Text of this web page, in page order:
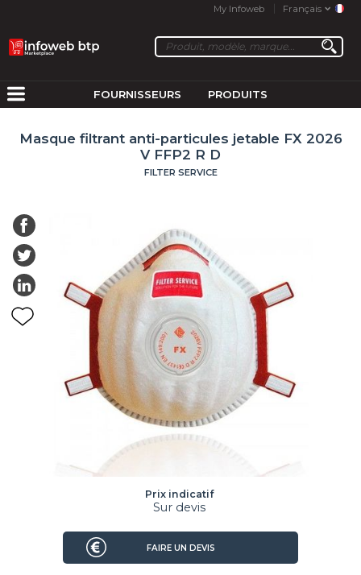
My Infoweb Français
FOURNISSEURS PRODUITS
Masque filtrant anti-particules jetable FX 2026
V FFP2 R D
FILTER SERVICE
Prix indicatif
Sur devis
FAIRE UN DEVIS